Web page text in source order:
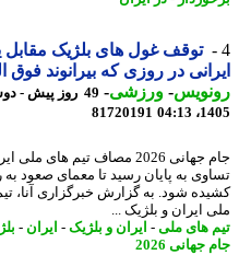
توقف غول های بلژیک مقابل یوز
در روزی که بیرانوند فوق
-ورزشی-
81720191
جام جهانی 2026 مصاف تیم های ملی
به پایان رسید تا معمای صعود به روز
شود. به گزارش خبرگزاری آنا، تیم
ایران و بلژیک ...
های ملی -ایران و بلژیک-ایران - بلژیک
2026